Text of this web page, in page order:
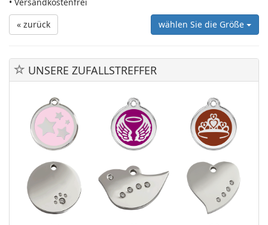
« zurück
wählen Sie die Größe
UNSERE ZUFALLSTREFFER